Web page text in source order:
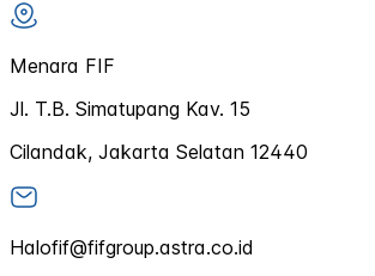
Menara FIF
Jl. T.B. Simatupang Kav. 15
Cilandak, Jakarta Selatan 12440
Halofif@fifgroup.astra.co.id